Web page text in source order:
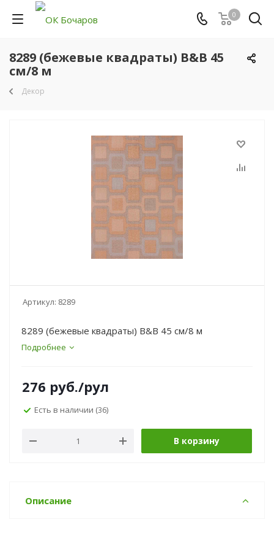
0
8289 (бежевые квадраты) B&B 45
см/8 м
Декор
Артикул: 8289
8289 (бежевые квадраты) B&B 45 см/8 м
Подробнее
276 руб./рул
Есть в наличии (36)
В корзину
Описание